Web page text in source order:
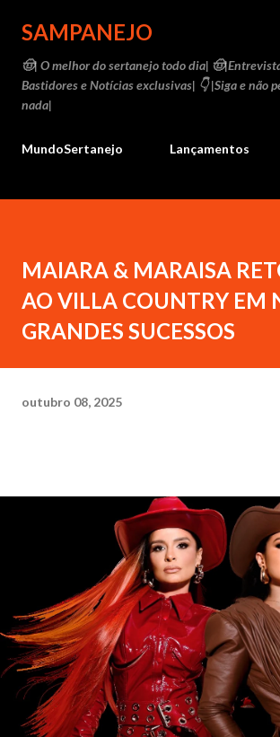
Pular para o conteúdo
SAMPANEJO
🤠| O melhor do sertanejo todo dia|
Bastidores e Notícias exclusivas| 👇 |Siga e não
nada|
MundoSertanejo Lançamentos
MAIARA & MARAISA
AO VILLA COUNTRY EM
GRANDES SUCESSOS
outubro 08, 2025